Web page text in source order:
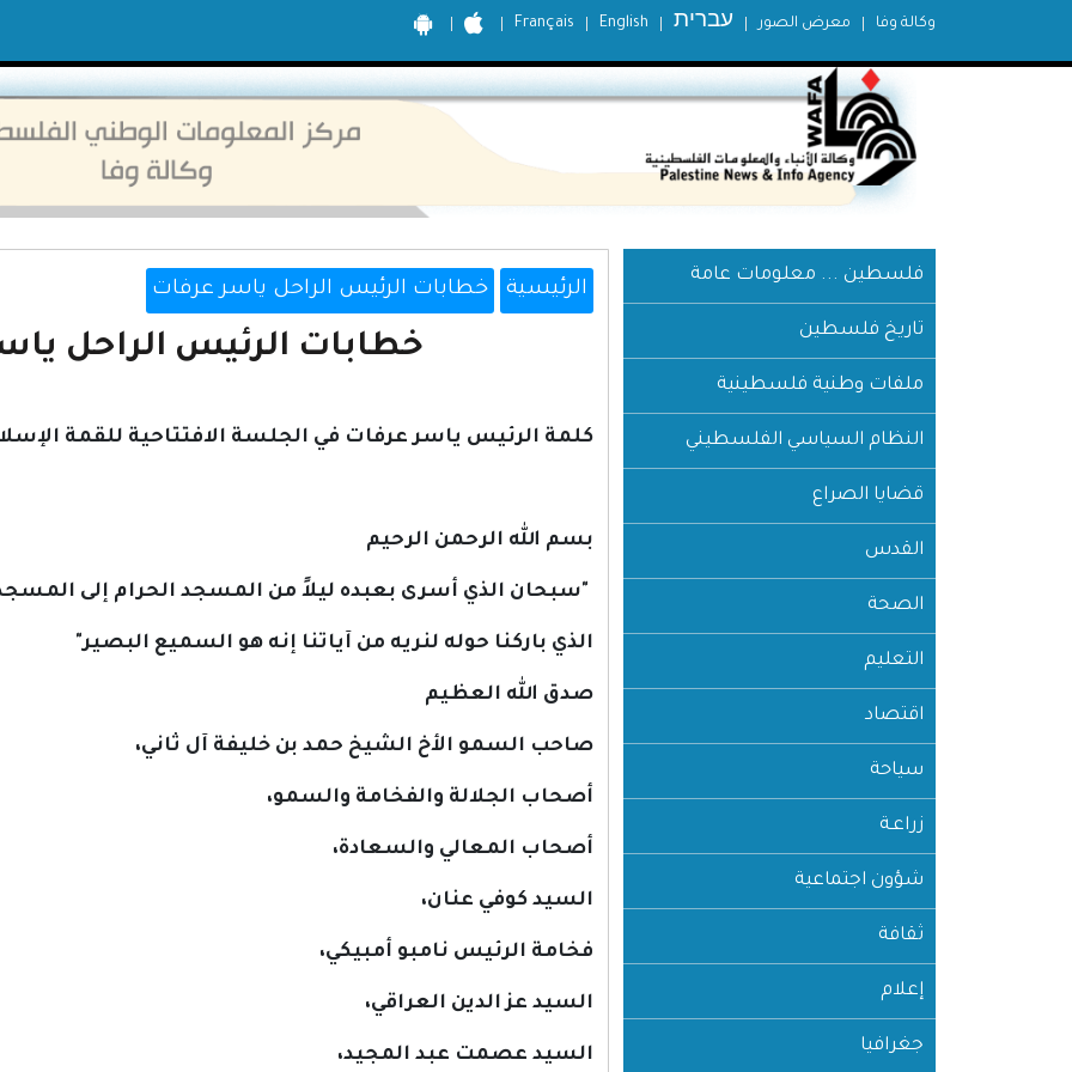
Français English עברית معرض الصور وكالة وفا
فلسطين ... معلومات عامة
تاريخ فلسطين
ملفات وطنية فلسطينية
النظام السياسي الفلسطيني
قضايا الصراع
القدس
الصحة
التعليم
اقتصاد
سياحة
زراعـة
شؤون اجتماعية
ثقافة
إعلام
جغرافيا
الرئيسية خطابات الرئيس الراحل ياسر عرفات
خطابات الرئيس الراحل ياسر
كلمة الرئيس ياسر عرفات في الجلسة الافتتاحية للقمة الإسلامية 12 تشرين
بسم الله الرحمن الرحيم
"سبحان الذي أسرى بعبده ليلاً من المسجد الحرام إلى
الذي باركنا حوله لنريه من آياتنا إنه هو السميع البصير"
صدق الله العظيم
صاحب السمو الأخ الشيخ حمد بن خليفة آل ثاني،
أصحاب الجلالة والفخامة والسمو،
أصحاب المعالي والسعادة،
السيد كوفي عنان،
فخامة الرئيس نامبو أمبيكي،
السيد عز الدين العراقي،
السيد عصمت عبد المجيد،